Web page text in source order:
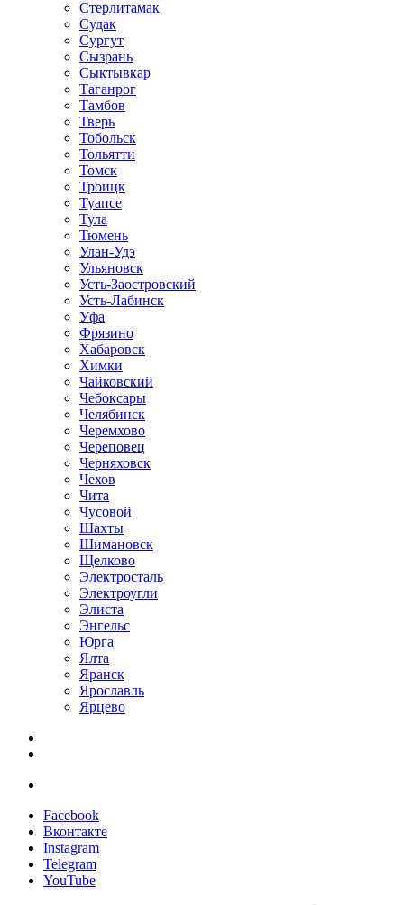
Стерлитамак
Судак
Сургут
Сызрань
Сыктывкар
Таганрог
Тамбов
Тверь
Тобольск
Тольятти
Томск
Троицк
Туапсе
Тула
Тюмень
Улан-Удэ
Ульяновск
Усть-Заостровский
Усть-Лабинск
Уфа
Фрязино
Хабаровск
Химки
Чайковский
Чебоксары
Челябинск
Черемхово
Череповец
Черняховск
Чехов
Чита
Чусовой
Шахты
Шимановск
Щелково
Электросталь
Электроугли
Элиста
Энгельс
Юрга
Ялта
Яранск
Ярославль
Ярцево
Facebook
Вконтакте
Instagram
Telegram
YouTube